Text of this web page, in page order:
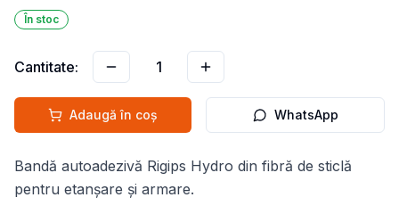
În stoc
Cantitate: 1
Adaugă în coș WhatsApp
Bandă autoadezivă Rigips Hydro din fibră de sticlă
pentru etanșare şi armare.